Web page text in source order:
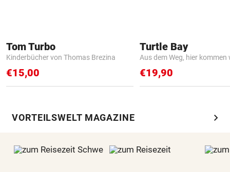
Tom Turbo
Kinderbücher von Thomas Brezina
€15,00
Turtle Bay
Aus dem Weg, hier kommen
€19,90
VORTEILSWELT MAGAZINE chevron_right